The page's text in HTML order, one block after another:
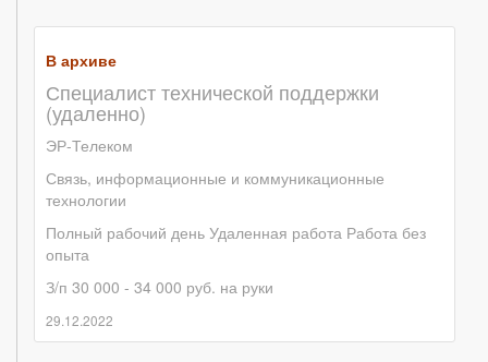
В архиве
Специалист технической поддержки
(удаленно)
ЭР-Телеком
Связь, информационные и коммуникационные
технологии
Полный рабочий день Удаленная работа Работа без
опыта
З/п 30 000 - 34 000 руб. на руки
29.12.2022